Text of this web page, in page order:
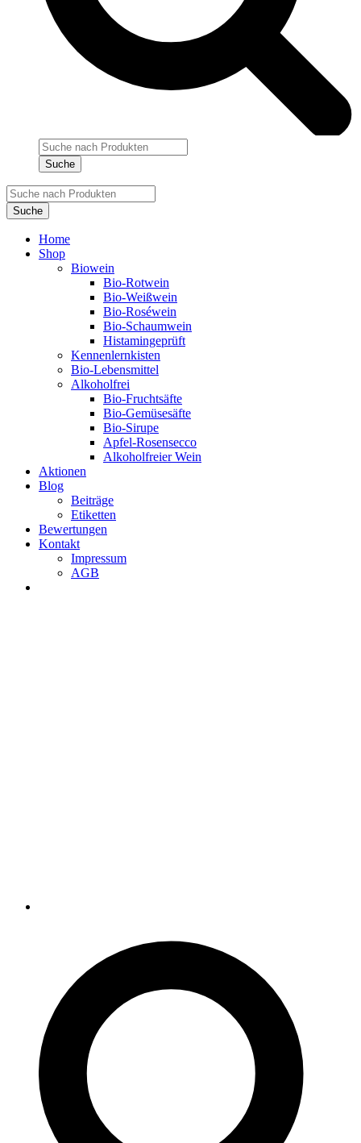
Products
search
Suche
Products
search
Suche
Home
Shop
Biowein
Bio-Rotwein
Bio-Weißwein
Bio-Roséwein
Bio-Schaumwein
Histamingeprüft
Kennenlernkisten
Bio-Lebensmittel
Alkoholfrei
Bio-Fruchtsäfte
Bio-Gemüsesäfte
Bio-Sirupe
Apfel-Rosensecco
Alkoholfreier Wein
Aktionen
Blog
Beiträge
Etiketten
Bewertungen
Kontakt
Impressum
AGB